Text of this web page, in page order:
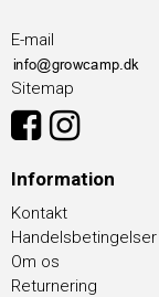
E-mail
Sitemap
Information
Kontakt
Handelsbetingelser
Om os
Returnering